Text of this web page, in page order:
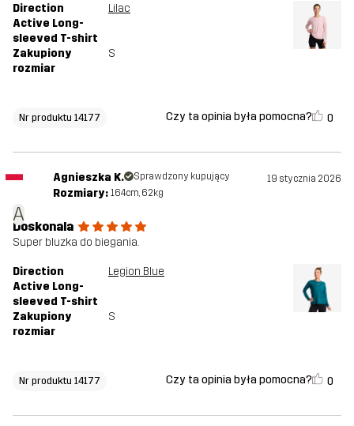
Direction
Active Long-
sleeved T-shirt
Lilac
Zakupiony
rozmiar
S
Nr produktu 14177 Czy ta opinia była pomocna? 0
A
Agnieszka K. Sprawdzony kupujący 19 stycznia 2026
Rozmiary: 164cm, 62kg
Doskonala
Super bluzka do biegania.
Direction
Active Long-
sleeved T-shirt
Legion Blue
Zakupiony
rozmiar
S
Nr produktu 14177 Czy ta opinia była pomocna? 0